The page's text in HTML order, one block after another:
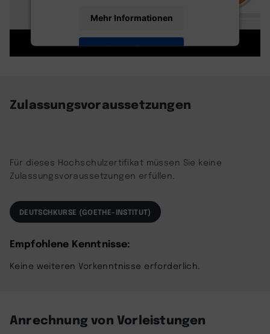
Mehr Informationen
Akzeptieren
Zulassungsvoraussetzungen
Für dieses Hochschulzertifikat müssen Sie keine
Zulassungsvoraussetzungen erfüllen.
DEUTSCHKURSE (GOETHE-INSTITUT)
Empfohlene Kenntnisse:
Keine weiteren Vorkenntnisse erforderlich.
Anrechnung von Vorleistungen